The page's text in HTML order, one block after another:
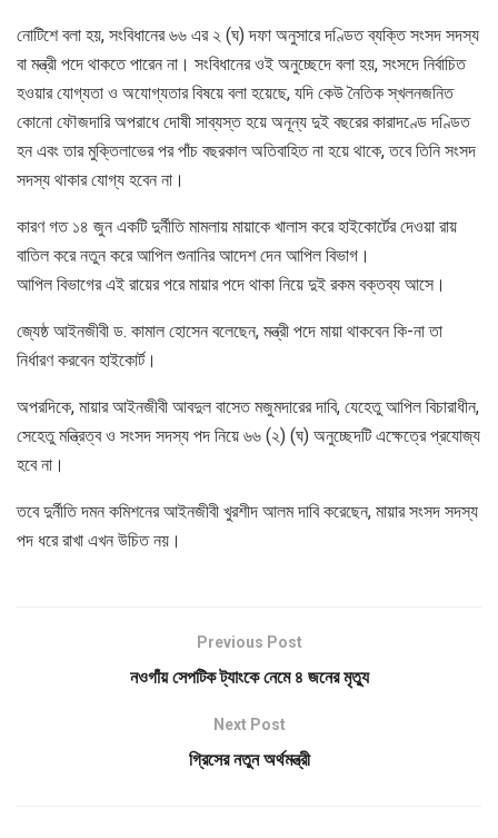
নোটিশে বলা হয়, সংবিধানের ৬৬ এর ২ (ঘ) দফা অনুসারে দণ্ডিত ব্যক্তি সংসদ সদস্য
বা মন্ত্রী পদে থাকতে পারেন না। সংবিধানের ওই অনুচ্ছেদে বলা হয়, সংসদে নির্বাচিত
হওয়ার যোগ্যতা ও অযোগ্যতার বিষয়ে বলা হয়েছে, যদি কেউ নৈতিক স্খলনজনিত
কোনো ফৌজদারি অপরাধে দোষী সাব্যস্ত হয়ে অনূন্য দুই বছরের কারাদণ্ডে দণ্ডিত
হন এবং তার মুক্তিলাভের পর পাঁচ বছরকাল অতিবাহিত না হয়ে থাকে, তবে তিনি সংসদ
সদস্য থাকার যোগ্য হবেন না।
কারণ গত ১৪ জুন একটি দুর্নীতি মামলায় মায়াকে খালাস করে হাইকোর্টের দেওয়া রায়
বাতিল করে নতুন করে আপিল শুনানির আদেশ দেন আপিল বিভাগ।
আপিল বিভাগের এই রায়ের পরে মায়ার পদে থাকা নিয়ে দুই রকম বক্তব্য আসে।
জ্যেষ্ঠ আইনজীবী ড. কামাল হোসেন বলেছেন, মন্ত্রী পদে মায়া থাকবেন কি-না তা
নির্ধারণ করবেন হাইকোর্ট।
অপরদিকে, মায়ার আইনজীবী আবদুল বাসেত মজুমদারের দাবি, যেহেতু আপিল বিচারাধীন,
সেহেতু মন্ত্রিত্ব ও সংসদ সদস্য পদ নিয়ে ৬৬ (২) (ঘ) অনুচ্ছেদটি এক্ষেত্রে প্রযোজ্য
হবে না।
তবে দুর্নীতি দমন কমিশনের আইনজীবী খুরশীদ আলম দাবি করেছেন, মায়ার সংসদ সদস্য
পদ ধরে রাখা এখন উচিত নয়।
Previous Post
নওগাঁয় সেপটিক ট্যাংকে নেমে ৪ জনের মৃত্যু
Next Post
গ্রিসের নতুন অর্থমন্ত্রী